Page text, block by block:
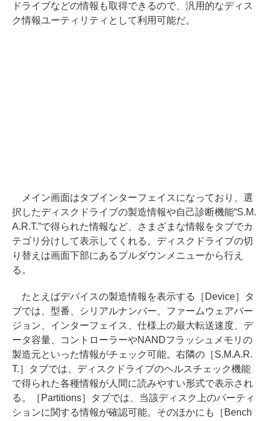
ドライブなどの情報も取得できるので、汎用的なディス
ク情報ユーティリティとして利用可能だ。
メイン画面はタブインターフェイスになっており、選
択したディスクドライブの製造情報や自己診断機能“S.M.
A.R.T.”で得られた情報など、さまざまな情報をタブでカ
テゴリ分けして表示してくれる。ディスクドライブの切
り替えは画面下部にあるプルダウンメニューから行え
る。
たとえばデバイスの製造情報を表示する［Device］タ
ブでは、型番、シリアルナンバー、ファームウェアバー
ジョン、インターフェイス、仕様上の最大転送速度、デ
ータ容量、コントローラーやNANDフラッシュメモリの
製造元といった情報がチェック可能。右隣の［S.M.A.R.
T.］タブでは、ディスクドライブのヘルスチェック機能
で得られた各種情報が人間に読みやすい形式で表示され
る。［Partitions］タブでは、当該ディスク上のパーティ
ションに関する情報が確認可能。そのほかにも［Bench